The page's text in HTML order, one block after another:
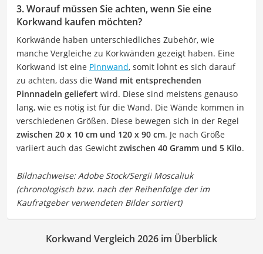
3. Worauf müssen Sie achten, wenn Sie eine
Korkwand kaufen möchten?
Korkwände haben unterschiedliches Zubehör, wie
manche Vergleiche zu Korkwänden gezeigt haben. Eine
Korkwand ist eine Pinnwand, somit lohnt es sich darauf
zu achten, dass die Wand mit entsprechenden
Pinnnadeln geliefert wird. Diese sind meistens genauso
lang, wie es nötig ist für die Wand. Die Wände kommen in
verschiedenen Größen. Diese bewegen sich in der Regel
zwischen 20 x 10 cm und 120 x 90 cm. Je nach Größe
variiert auch das Gewicht zwischen 40 Gramm und 5 Kilo.
Korkwand Vergleich 2026 im Überblick